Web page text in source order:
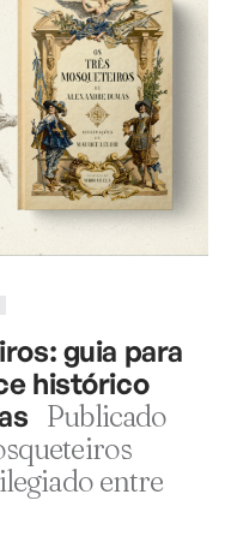
guia para
histórico
Publicado
entre